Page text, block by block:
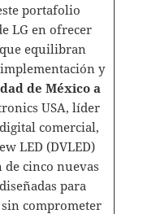
portafolio
LG en ofrecer
equilibran
y
de México a
USA, líder
comercial,
LED (DVLED)
cinco nuevas
para
comprometer